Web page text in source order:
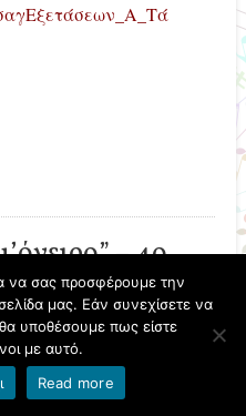
– 4ο
Μουσικών
να σας προσφέρουμε την
μας. Εάν συνεχίσετε να
θα υποθέσουμε πως είστε
με αυτό.
Read more